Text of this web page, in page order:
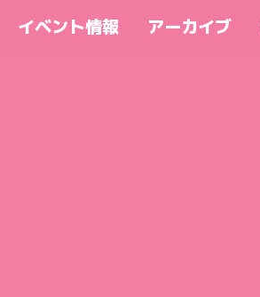
イベント情報 アーカイブ